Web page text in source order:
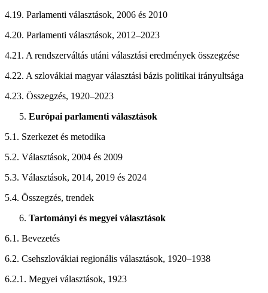
4.19. Parlamenti választások, 2006 és 2010
4.20. Parlamenti választások, 2012–2023
4.21. A rendszerváltás utáni választási eredmények összegzése
4.22. A szlovákiai magyar választási bázis politikai irányultsága
4.23. Összegzés, 1920–2023
Európai parlamenti választások
5.1. Szerkezet és metodika
5.2. Választások, 2004 és 2009
5.3. Választások, 2014, 2019 és 2024
5.4. Összegzés, trendek
Tartományi és megyei választások
6.1. Bevezetés
6.2. Csehszlovákiai regionális választások, 1920–1938
6.2.1. Megyei választások, 1923